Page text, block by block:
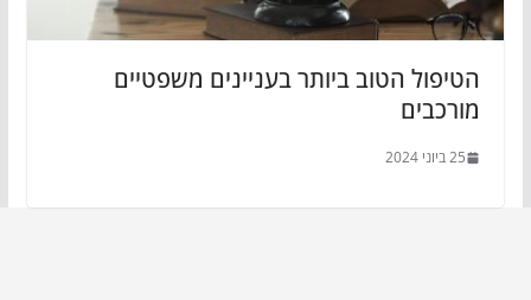
הטיפול הטוב ביותר בעניינים משפטיים
מורכבים
25 ביוני 2024